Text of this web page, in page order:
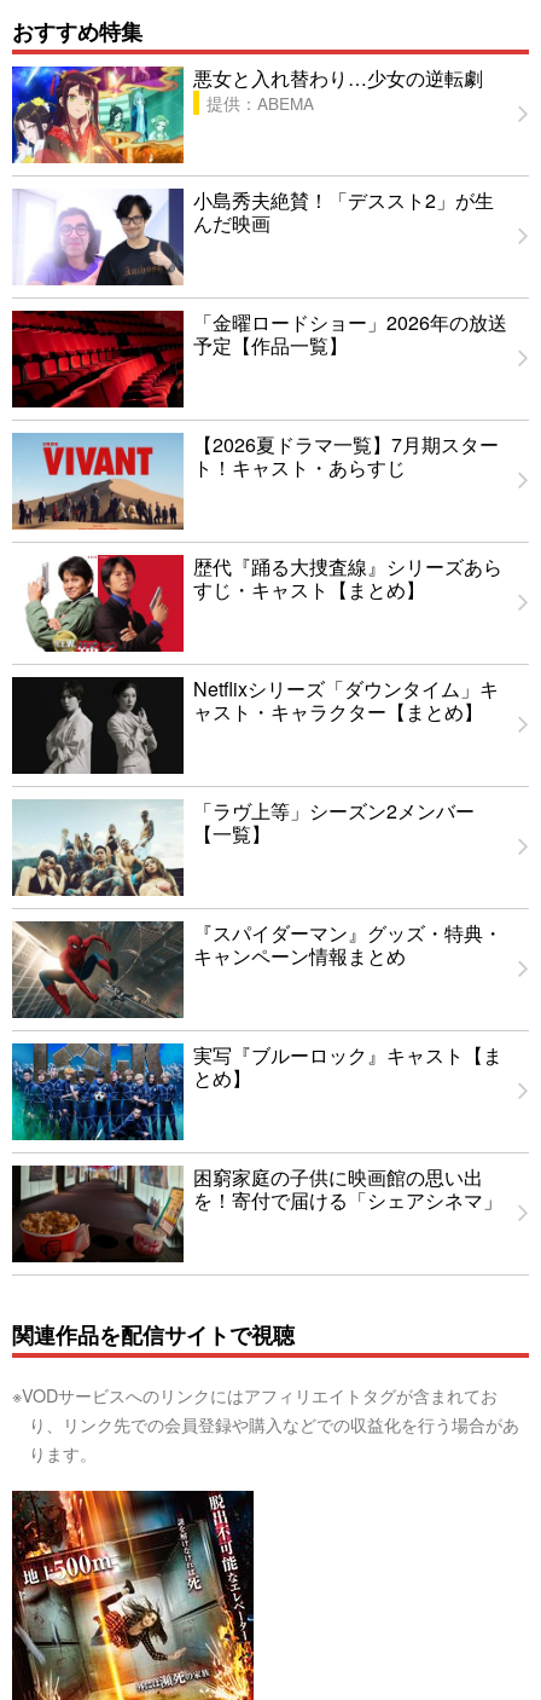
おすすめ特集
悪女と入れ替わり…少女の逆転劇
提供：ABEMA
小島秀夫絶賛！「デススト2」が生
んだ映画
「金曜ロードショー」2026年の放送
予定【作品一覧】
【2026夏ドラマ一覧】7月期スター
ト！キャスト・あらすじ
歴代『踊る大捜査線』シリーズあら
すじ・キャスト【まとめ】
Netflixシリーズ「ダウンタイム」キ
ャスト・キャラクター【まとめ】
「ラヴ上等」シーズン2メンバー
【一覧】
『スパイダーマン』グッズ・特典・
キャンペーン情報まとめ
実写『ブルーロック』キャスト【ま
とめ】
困窮家庭の子供に映画館の思い出
を！寄付で届ける「シェアシネマ」
関連作品を配信サイトで視聴
※VODサービスへのリンクにはアフィリエイトタグが含まれてお
り、リンク先での会員登録や購入などでの収益化を行う場合があ
ります。